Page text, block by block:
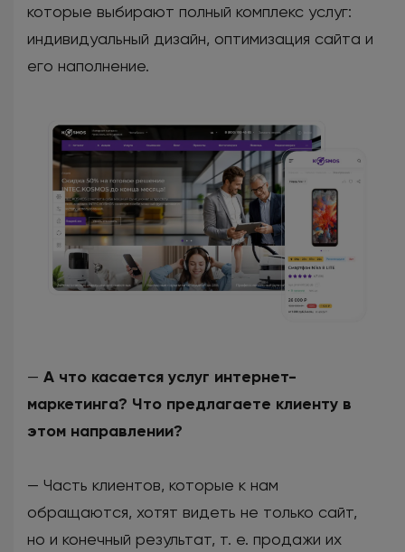
которые выбирают полный комплекс услуг:
индивидуальный дизайн, оптимизация сайта и
его наполнение.
— А что касается услуг интернет-
маркетинга? Что предлагаете клиенту в
этом направлении?
— Часть клиентов, которые к нам
обращаются, хотят видеть не только сайт,
но и конечный результат, т. е. продажи их